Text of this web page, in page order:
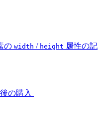
の width / height 属性の記
の購入